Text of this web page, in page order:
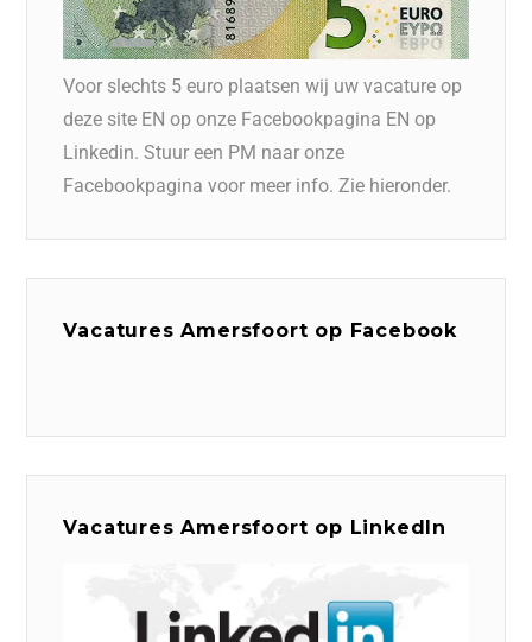
Voor slechts 5 euro plaatsen wij uw vacature op
deze site EN op onze Facebookpagina EN op
Linkedin. Stuur een PM naar onze
Facebookpagina voor meer info. Zie hieronder.
Vacatures Amersfoort op Facebook
Vacatures Amersfoort op LinkedIn